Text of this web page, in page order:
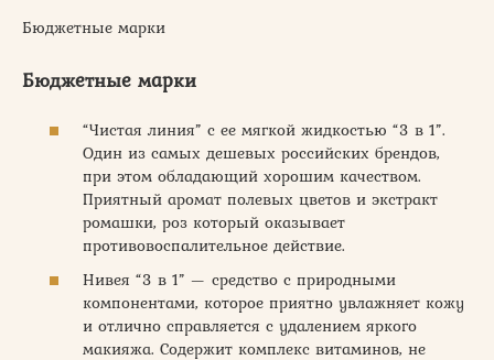
Бюджетные марки
Бюджетные марки
“Чистая линия” с ее мягкой жидкостью “3 в 1”.
Один из самых дешевых российских брендов,
при этом обладающий хорошим качеством.
Приятный аромат полевых цветов и экстракт
ромашки, роз который оказывает
противовоспалительное действие.
Нивея “3 в 1” — средство с природными
компонентами, которое приятно увлажняет кожу
и отлично справляется с удалением яркого
макияжа. Содержит комплекс витаминов, не